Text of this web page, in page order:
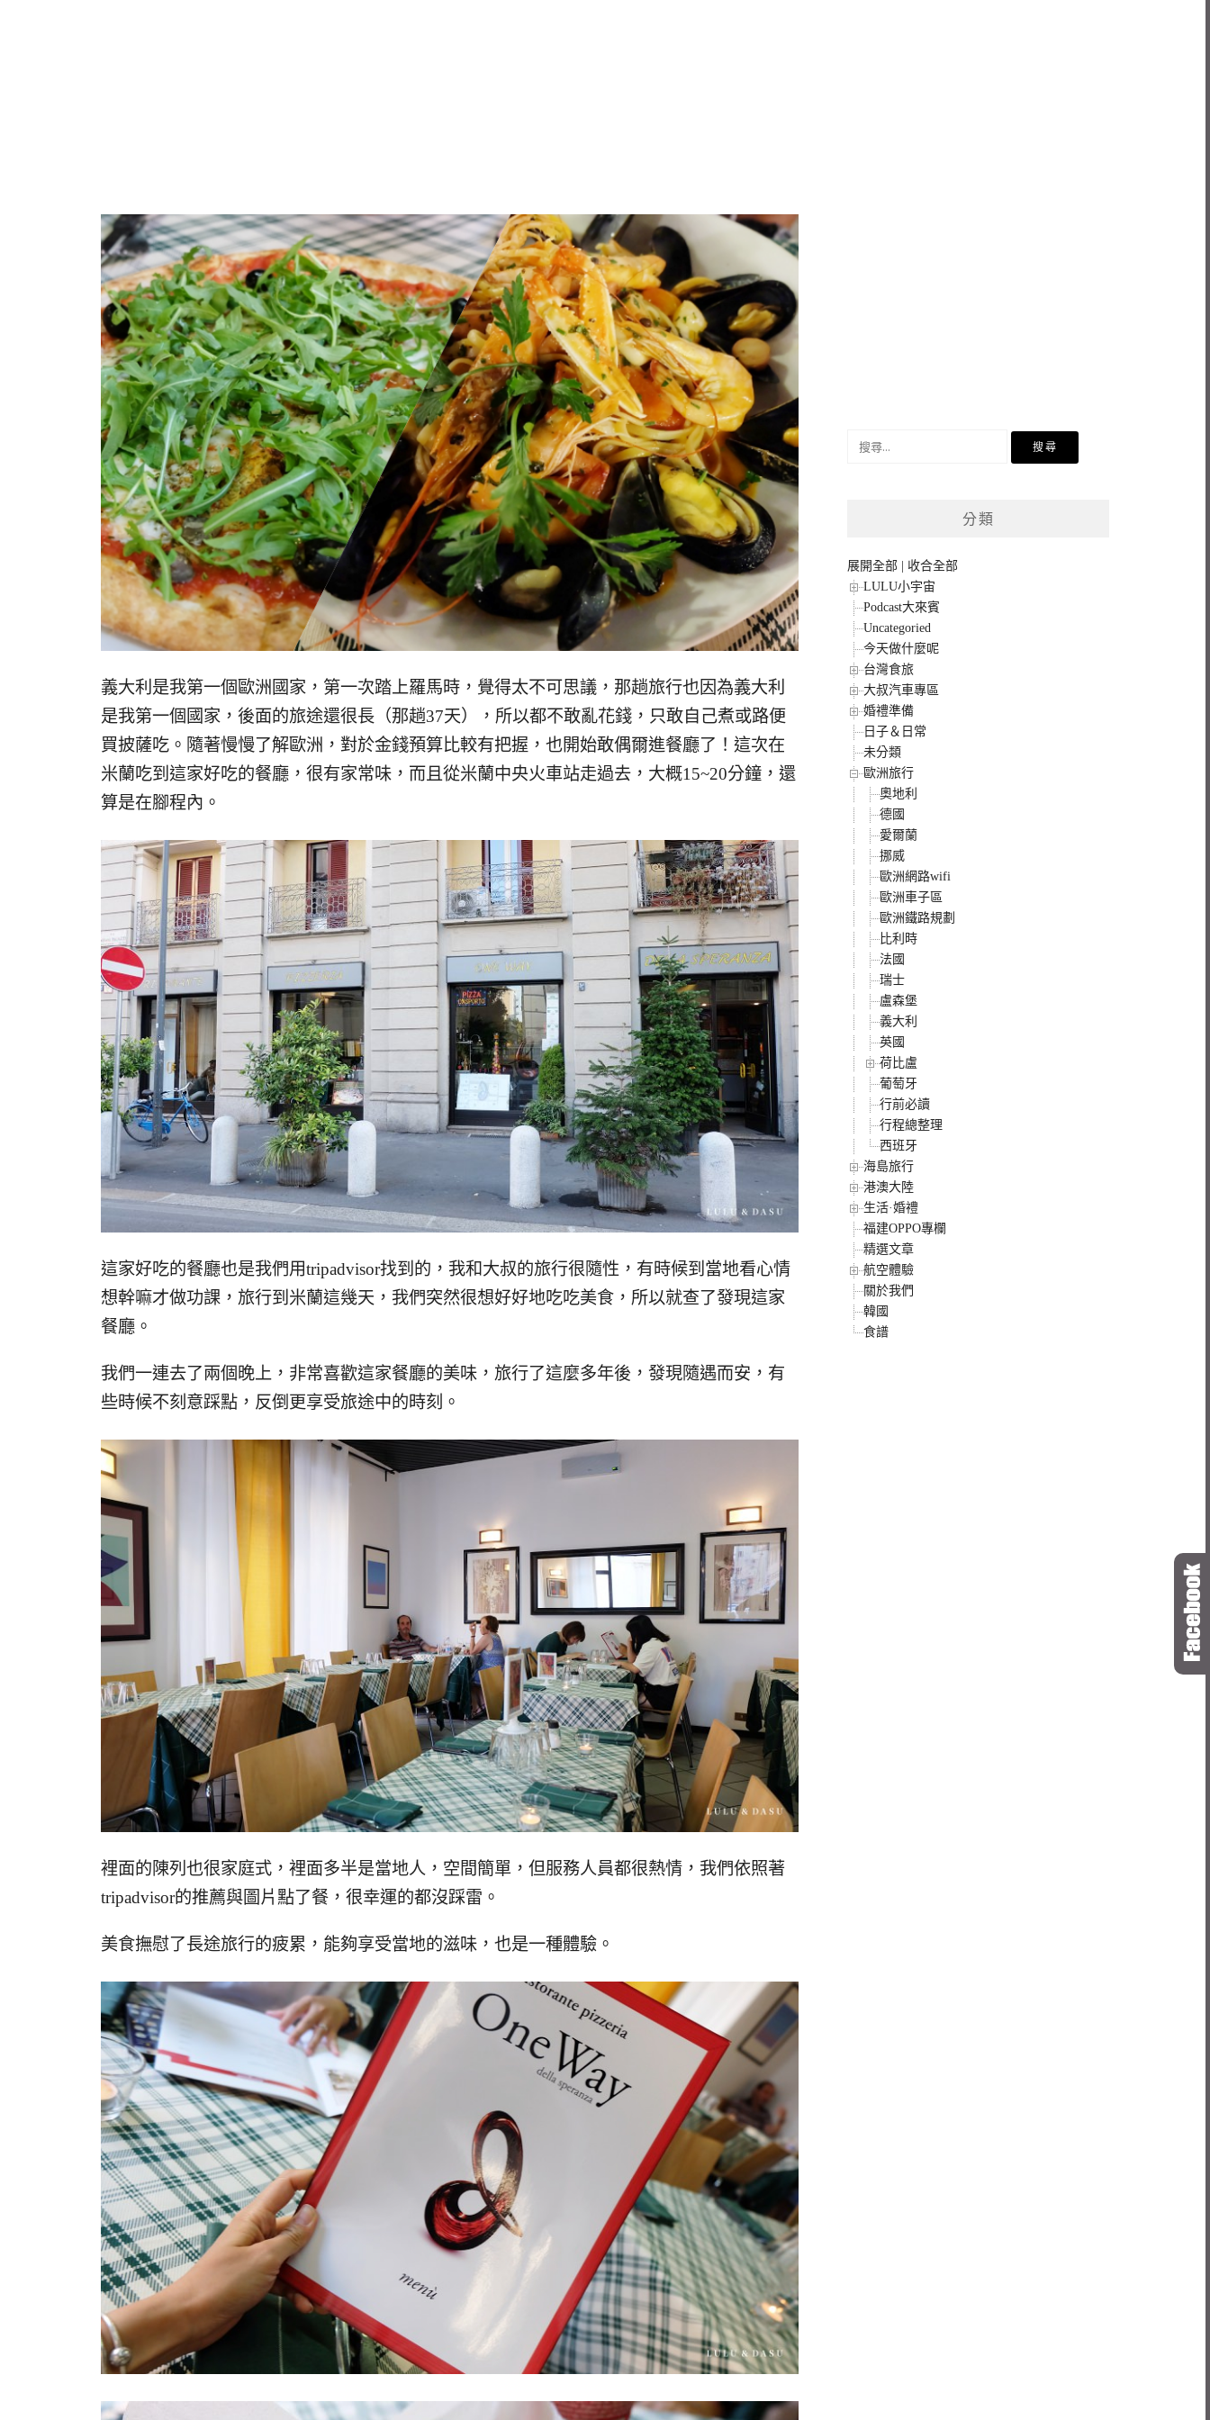
義大利是我第一個歐洲國家，第一次踏上羅馬時，覺得太不可思議，那趟旅行也因為義大利
是我第一個國家，後面的旅途還很長（那趟37天），所以都不敢亂花錢，只敢自己煮或路便
買披薩吃。隨著慢慢了解歐洲，對於金錢預算比較有把握，也開始敢偶爾進餐廳了！這次在
米蘭吃到這家好吃的餐廳，很有家常味，而且從米蘭中央火車站走過去，大概15~20分鐘，還
算是在腳程內。
這家好吃的餐廳也是我們用tripadvisor找到的，我和大叔的旅行很隨性，有時候到當地看心情
想幹嘛才做功課，旅行到米蘭這幾天，我們突然很想好好地吃吃美食，所以就查了發現這家
餐廳。
我們一連去了兩個晚上，非常喜歡這家餐廳的美味，旅行了這麼多年後，發現隨遇而安，有
些時候不刻意踩點，反倒更享受旅途中的時刻。
裡面的陳列也很家庭式，裡面多半是當地人，空間簡單，但服務人員都很熱情，我們依照著
tripadvisor的推薦與圖片點了餐，很幸運的都沒踩雷。
美食撫慰了長途旅行的疲累，能夠享受當地的滋味，也是一種體驗。
分類
展開全部
收合全部
LULU小宇宙
Podcast大來賓
Uncategoried
今天做什麼呢
台灣食旅
大叔汽車專區
婚禮準備
日子＆日常
未分類
歐洲旅行
奧地利
德國
愛爾蘭
挪威
歐洲網路wifi
歐洲車子區
歐洲鐵路規劃
比利時
法國
瑞士
盧森堡
義大利
英國
荷比盧
葡萄牙
行前必讀
行程總整理
西班牙
海島旅行
港澳大陸
生活·婚禮
福建OPPO專欄
精選文章
航空體驗
關於我們
韓國
食譜